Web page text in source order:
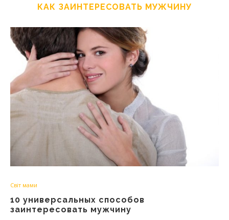
КАК ЗАИНТЕРЕСОВАТЬ МУЖЧИНУ
Світ мами
10 универсальных способов
заинтересовать мужчину